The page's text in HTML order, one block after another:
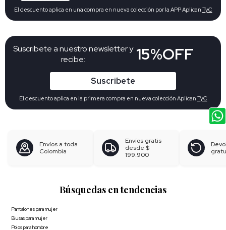
Suscribete a nuestro newsletter y
recibe:
15%OFF
Suscribete
El descuento aplica en la primera compra en nueva colección Aplican TyC
El descuento aplica en una compra en nueva colección por la APP Aplican TyC
Envíos a toda
Colombia
Envíos gratis
desde $
199.900
Búsquedas en tendencias
Pantalones para mujer
Blusas para mujer
Polos para hombre